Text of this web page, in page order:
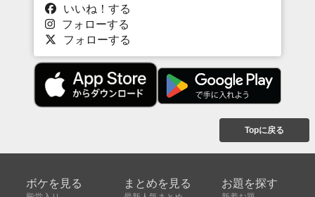
いいね！する
フォローする
フォローする
Topに戻る
ボケを見る まとめを見る お題を探す